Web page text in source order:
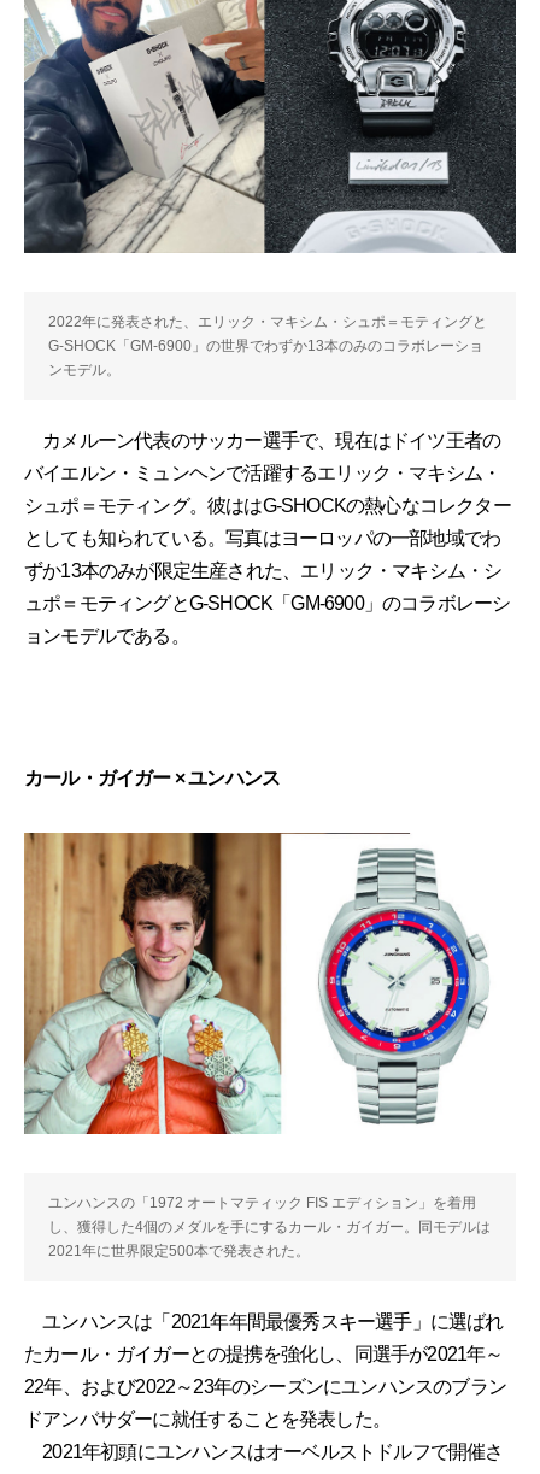
2022年に発表された、エリック・マキシム・シュポ＝モティングと
G-SHOCK「GM-6900」の世界でわずか13本のみのコラボレーショ
ンモデル。
カメルーン代表のサッカー選手で、現在はドイツ王者の
バイエルン・ミュンヘンで活躍するエリック・マキシム・
シュポ＝モティング。彼ははG-SHOCKの熱心なコレクター
としても知られている。写真はヨーロッパの一部地域でわ
ずか13本のみが限定生産された、エリック・マキシム・シ
ュポ＝モティングとG-SHOCK「GM-6900」のコラボレーシ
ョンモデルである。
カール・ガイガー × ユンハンス
ユンハンスの「1972 オートマティック FIS エディション」を着用
し、獲得した4個のメダルを手にするカール・ガイガー。同モデルは
2021年に世界限定500本で発表された。
ユンハンスは「2021年年間最優秀スキー選手」に選ばれ
たカール・ガイガーとの提携を強化し、同選手が2021年～
22年、および2022～23年のシーズンにユンハンスのブラン
ドアンバサダーに就任することを発表した。
2021年初頭にユンハンスはオーベルストドルフで開催さ